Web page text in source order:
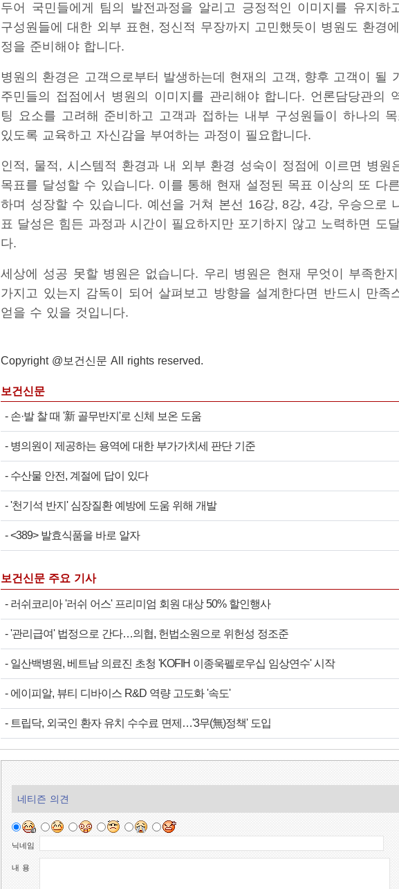
두어 국민들에게 팀의 발전과정을 알리고 긍정적인 이미지를 유지하
구성원들에 대한 외부 표현, 정신적 무장까지 고민했듯이 병원도 환경
정을 준비해야 합니다.
병원의 환경은 고객으로부터 발생하는데 현재의 고객, 향후 고객이 될
주민들의 접점에서 병원의 이미지를 관리해야 합니다. 언론담당관의
팅 요소를 고려해 준비하고 고객과 접하는 내부 구성원들이 하나의
있도록 교육하고 자신감을 부여하는 과정이 필요합니다.
인적, 물적, 시스템적 환경과 내 외부 환경 성숙이 정점에 이르면 병원
목표를 달성할 수 있습니다. 이를 통해 현재 설정된 목표 이상의 또 다
하며 성장할 수 있습니다. 예선을 거쳐 본선 16강, 8강, 4강, 우승으로
표 달성은 힘든 과정과 시간이 필요하지만 포기하지 않고 노력하면 도
다.
세상에 성공 못할 병원은 없습니다. 우리 병원은 현재 무엇이 부족한
가지고 있는지 감독이 되어 살펴보고 방향을 설계한다면 반드시 만족
얻을 수 있을 것입니다.
Copyright @보건신문 All rights reserved.
보건신문
- 손·발 찰 때 '新 골무반지'로 신체 보온 도움
- 병의원이 제공하는 용역에 대한 부가가치세 판단 기준
- 수산물 안전, 계절에 답이 있다
-'천기석 반지' 심장질환 예방에 도움 위해 개발
-<389> 발효식품을 바로 알자
보건신문 주요 기사
- 러쉬코리아 '러쉬 어스' 프리미엄 회원 대상 50% 할인행사
-'관리급여' 법정으로 간다…의협, 헌법소원으로 위헌성 정조준
- 일산백병원, 베트남 의료진 초청 'KOFIH 이종욱펠로우십 임상연수' 시작
- 에이피알, 뷰티 디바이스 R&D 역량 고도화 '속도'
- 트립닥, 외국인 환자 유치 수수료 면제…'3무(無)정책' 도입
네티즌 의견
닉네임
내 용